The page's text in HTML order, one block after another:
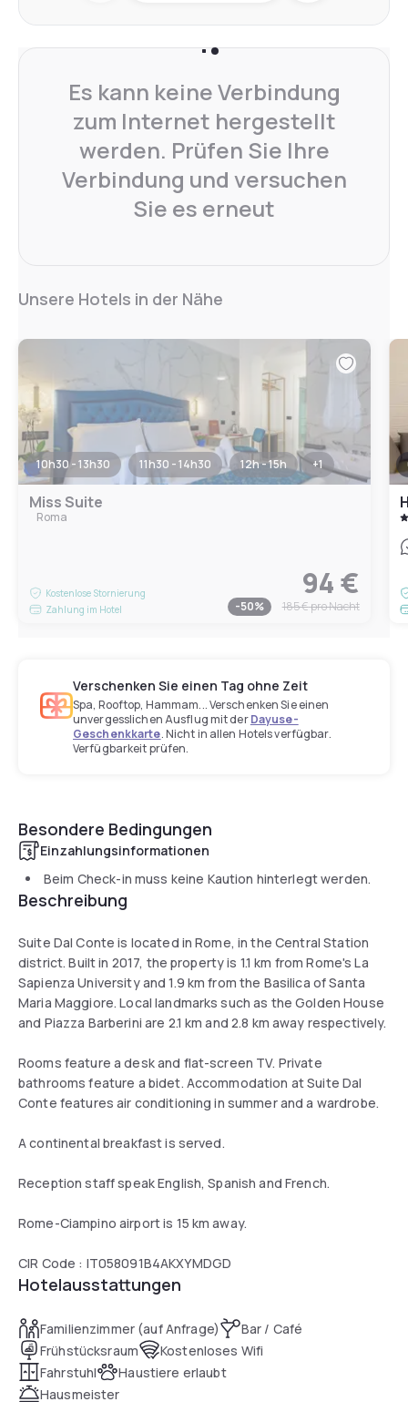
Es kann keine Verbindung
zum Internet hergestellt
werden. Prüfen Sie Ihre
Verbindung und versuchen
Sie es erneut
Unsere Hotels in der Nähe
10h30 - 13h30 11h30 - 14h30 12h - 15h +1
Miss Suite
Roma
Kostenlose Stornierung
Zahlung im Hotel
94 €
-50% 185 €pro Nacht
Verschenken Sie einen Tag ohne Zeit
Spa, Rooftop, Hammam... Verschenken Sie einen
unvergesslichen Ausflug mit derDayuse-
Geschenkkarte. Nicht in allen Hotels verfügbar.
Verfügbarkeit prüfen.
Besondere Bedingungen
Einzahlungsinformationen
Beim Check-in muss keine Kaution hinterlegt werden.
Beschreibung
Suite Dal Conte is located in Rome, in the Central Station
district. Built in 2017, the property is 1.1 km from Rome's La
Sapienza University and 1.9 km from the Basilica of Santa
Maria Maggiore. Local landmarks such as the Golden House
and Piazza Barberini are 2.1 km and 2.8 km away respectively.
Rooms feature a desk and flat-screen TV. Private
bathrooms feature a bidet. Accommodation at Suite Dal
Conte features air conditioning in summer and a wardrobe.
A continental breakfast is served.
Reception staff speak English, Spanish and French.
Rome-Ciampino airport is 15 km away.
CIR Code : IT058091B4AKXYMDGD
Hotelausstattungen
Familienzimmer (auf Anfrage)
Bar / Café
Frühstücksraum
Kostenloses Wifi
Fahrstuhl
Haustiere erlaubt
Hausmeister